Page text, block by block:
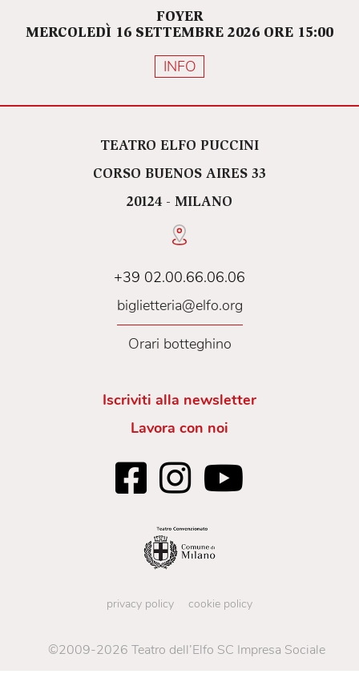
FOYER
MERCOLEDÌ 16 SETTEMBRE 2026 ORE 15:00
INFO
TEATRO ELFO PUCCINI
CORSO BUENOS AIRES 33
20124 - MILANO
+39 02.00.66.06.06
biglietteria@elfo.org
Orari botteghino
Iscriviti alla newsletter
Lavora con noi
privacy policy cookie policy
©2009-2026 Teatro dell’Elfo SC Impresa Sociale